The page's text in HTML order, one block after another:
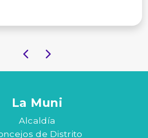
La Muni
Alcaldía
de Distrito